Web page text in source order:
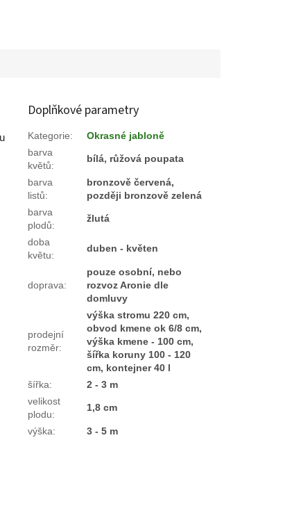
Doplňkové parametry
Kategorie:
Okrasné jabloně
barva
květů:
bílá, růžová poupata
barva
listů:
bronzově červená,
později bronzově zelená
barva
plodů:
žlutá
doba
květu:
duben - květen
doprava:
pouze osobní, nebo
rozvoz Aronie dle
domluvy
prodejní
rozměr:
výška stromu 220 cm,
obvod kmene ok 6/8 cm,
výška kmene - 100 cm,
šířka koruny 100 - 120
cm, kontejner 40 l
šířka:
2 - 3 m
velikost
plodu:
1,8 cm
výška: 3 - 5 m